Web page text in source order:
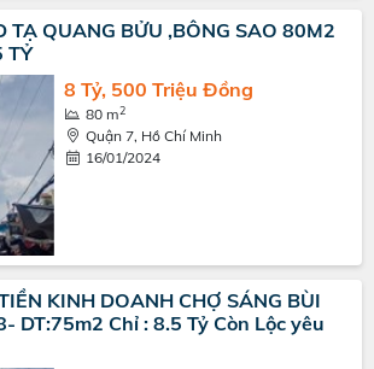
TẠ QUANG BỬU ,BÔNG SAO 80M2
TỶ
8 Tỷ, 500 Triệu Đồng
80 m2
Quận 7, Hồ Chí Minh
16/01/2024
KINH DOANH CHỢ SÁNG BÙI
DT:75m2 Chỉ : 8.5 Tỷ Còn Lộc yêu